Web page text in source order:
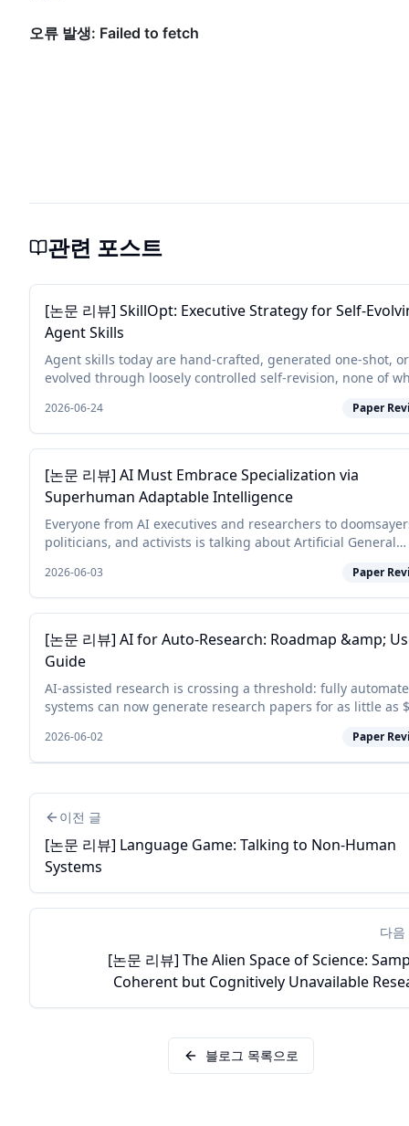
관련 포스트
[논문 리뷰] SkillOpt: Executive Strategy for Self-
Agent Skills
Agent skills today are hand-crafted, generated one-shot, or
evolved through loosely controlled self-revision, none of
of which reli...
2026-06-24 Paper
[논문 리뷰] AI Must Embrace Specialization via
Superhuman Adaptable Intelligence
Everyone from AI executives and researchers to
politicians, and activists is talking about Artificial General
exact definitio...
2026-06-03 Paper
[논문 리뷰] AI for Auto-Research: Roadmap &amp;
Guide
AI-assisted research is crossing a threshold: fully
systems can now generate research papers for as little as
manuscripts, and s...
2026-06-02 Paper
이전 글
[논문 리뷰] Language Game: Talking to Non-Human
Systems
다음
[논문 리뷰] The Alien Space of Science:
Coherent but Cognitively Unavailable
블로그 목록으로